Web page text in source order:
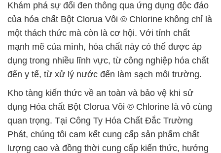
Khám phá sự đổi đen thông qua ứng dụng độc đáo
của hóa chất Bột Clorua Vôi © Chlorine không chỉ là
một thách thức mà còn là cơ hội. Với tính chất
mạnh mẽ của mình, hóa chất này có thể được áp
dụng trong nhiều lĩnh vực, từ công nghiệp hóa chất
đến y tế, từ xử lý nước đến làm sạch môi trường.
Kho tàng kiến thức về an toàn và bảo vệ khi sử
dụng Hóa chất Bột Clorua Vôi © Chlorine là vô cùng
quan trọng. Tại Công Ty Hóa Chất Đắc Trường
Phát, chúng tôi cam kết cung cấp sản phẩm chất
lượng cao và đồng thời cung cấp kiến thức, hướng